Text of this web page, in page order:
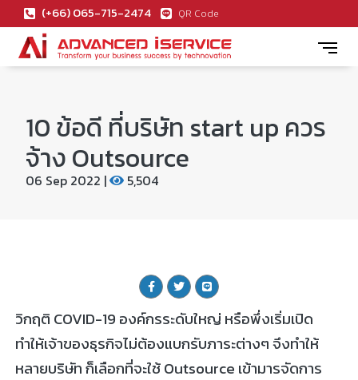
(+66) 065-715-2474 QR Code
10 ข้อดี ที่บริษัท start up ควร
จ้าง Outsource
06 Sep 2022 | 5,504
วิกฤติ COVID-19 องค์กรระดับใหญ่ หรือพึ่งเริ่มเปิด
ทำให้เจ้าของธุรกิจไม่ต้องแบกรับภาระต่างๆ จึงทำให้
หลายบริษัท ก็เลือกที่จะใช้ Outsource เข้ามารจัดการ